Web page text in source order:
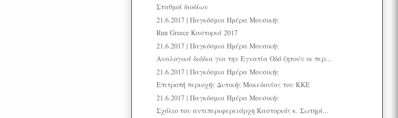
Σταθμοί διοδίων
21.6.2017 | Παγκόσμια Ημέρα Μουσικής
Run Greece Καστοριά 2017
21.6.2017 | Παγκόσμια Ημέρα Μουσικής
Αναλογικά διόδια για την Εγνατία Οδό ζητούν οι περ...
21.6.2017 | Παγκόσμια Ημέρα Μουσικής
Επιτροπή περιοχής Δυτικής Μακεδονίας του ΚΚΕ
21.6.2017 | Παγκόσμια Ημέρα Μουσικής
Σχόλιο του αντιπεριφερειάρχη Καστοριάς κ. Σωτηρί...